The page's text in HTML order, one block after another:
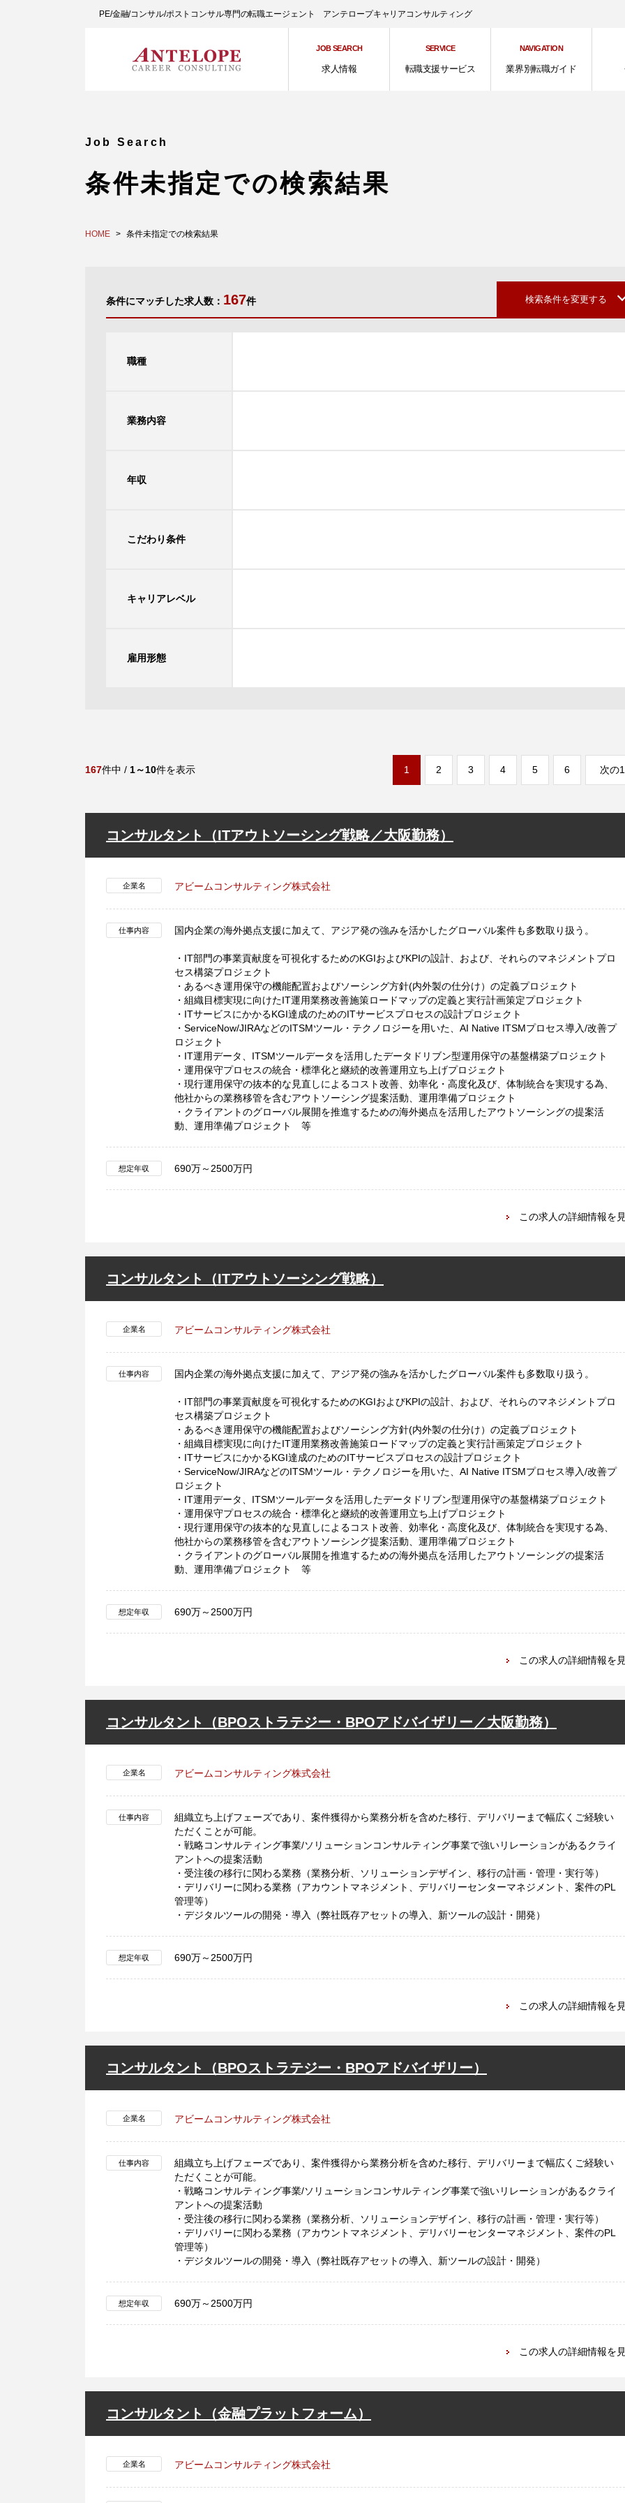
PE/金融/コンサル/ポストコンサル専門の転職エージェント アンテロープキャリアコンサルティング
JOB SEARCH
求人情報
SERVICE
転職支援サービス
NAVIGATION
業界別転職ガイド
Job Search
条件未指定での検索結果
HOME 条件未指定での検索結果
条件にマッチした求人数： 167件 検索条件を変更する
職種
業務内容
年収
こだわり条件
キャリアレベル
雇用形態
167件中 / 1～10件を表示 1 2 3 4 5 6 次の
コンサルタント（ITアウトソーシング戦略／大阪勤務）
企業名 アビームコンサルティング株式会社
仕事内容 国内企業の海外拠点支援に加えて、アジア発の強みを活かしたグローバル案件も多数取り扱う。
・IT部門の事業貢献度を可視化するためのKGIおよびKPIの設計、および、それらのマネジメントプロ
セス構築プロジェクト
・あるべき運用保守の機能配置およびソーシング方針(内外製の仕分け）の定義プロジェクト
・組織目標実現に向けたIT運用業務改善施策ロードマップの定義と実行計画策定プロジェクト
・ITサービスにかかるKGI達成のためのITサービスプロセスの設計プロジェクト
・ServiceNow/JIRAなどのITSMツール・テクノロジーを用いた、AI Native ITSMプロセス導入/改善プ
ロジェクト
・IT運用データ、ITSMツールデータを活用したデータドリブン型運用保守の基盤構築プロジェクト
・運用保守プロセスの統合・標準化と継続的改善運用立ち上げプロジェクト
・現行運用保守の抜本的な見直しによるコスト改善、効率化・高度化及び、体制統合を実現する為、
他社からの業務移管を含むアウトソーシング提案活動、運用準備プロジェクト
・クライアントのグローバル展開を推進するための海外拠点を活用したアウトソーシングの提案活
動、運用準備プロジェクト 等
想定年収 690万～2500万円
この求人の詳細情報を
コンサルタント（ITアウトソーシング戦略）
企業名 アビームコンサルティング株式会社
仕事内容 国内企業の海外拠点支援に加えて、アジア発の強みを活かしたグローバル案件も多数取り扱う。
・IT部門の事業貢献度を可視化するためのKGIおよびKPIの設計、および、それらのマネジメントプロ
セス構築プロジェクト
・あるべき運用保守の機能配置およびソーシング方針(内外製の仕分け）の定義プロジェクト
・組織目標実現に向けたIT運用業務改善施策ロードマップの定義と実行計画策定プロジェクト
・ITサービスにかかるKGI達成のためのITサービスプロセスの設計プロジェクト
・ServiceNow/JIRAなどのITSMツール・テクノロジーを用いた、AI Native ITSMプロセス導入/改善プ
ロジェクト
・IT運用データ、ITSMツールデータを活用したデータドリブン型運用保守の基盤構築プロジェクト
・運用保守プロセスの統合・標準化と継続的改善運用立ち上げプロジェクト
・現行運用保守の抜本的な見直しによるコスト改善、効率化・高度化及び、体制統合を実現する為、
他社からの業務移管を含むアウトソーシング提案活動、運用準備プロジェクト
・クライアントのグローバル展開を推進するための海外拠点を活用したアウトソーシングの提案活
動、運用準備プロジェクト 等
想定年収 690万～2500万円
この求人の詳細情報を
コンサルタント（BPOストラテジー・BPOアドバイザリー／大阪勤務）
企業名 アビームコンサルティング株式会社
仕事内容
組織立ち上げフェーズであり、案件獲得から業務分析を含めた移行、デリバリーまで幅広くご経験い
ただくことが可能。
・戦略コンサルティング事業/ソリューションコンサルティング事業で強いリレーションがあるクライ
アントへの提案活動
・受注後の移行に関わる業務（業務分析、ソリューションデザイン、移行の計画・管理・実行等）
・デリバリーに関わる業務（アカウントマネジメント、デリバリーセンターマネジメント、案件のPL
管理等）
・デジタルツールの開発・導入（弊社既存アセットの導入、新ツールの設計・開発）
想定年収 690万～2500万円
この求人の詳細情報を
コンサルタント（BPOストラテジー・BPOアドバイザリー）
企業名 アビームコンサルティング株式会社
仕事内容
組織立ち上げフェーズであり、案件獲得から業務分析を含めた移行、デリバリーまで幅広くご経験い
ただくことが可能。
・戦略コンサルティング事業/ソリューションコンサルティング事業で強いリレーションがあるクライ
アントへの提案活動
・受注後の移行に関わる業務（業務分析、ソリューションデザイン、移行の計画・管理・実行等）
・デリバリーに関わる業務（アカウントマネジメント、デリバリーセンターマネジメント、案件のPL
管理等）
・デジタルツールの開発・導入（弊社既存アセットの導入、新ツールの設計・開発）
想定年収 690万～2500万円
この求人の詳細情報を
コンサルタント（金融プラットフォーム）
企業名 アビームコンサルティング株式会社